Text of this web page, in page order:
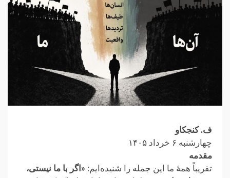
ف. کنجکاو
چهارشنبه ۶ خرداد ۱۴۰۵
مقدمه
تقریباً همهٔ ما این جمله را شنیده‌ایم:‏ ‏«اگر با ما نیستی،